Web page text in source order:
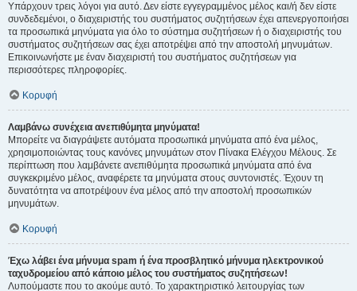
Υπάρχουν τρεις λόγοι για αυτό. Δεν είστε εγγεγραμμένος μέλος και/ή δεν είστε
συνδεδεμένοι, ο διαχειριστής του συστήματος συζητήσεων έχει απενεργοποιήσει
τα προσωπικά μηνύματα για όλο το σύστημα συζητήσεων ή ο διαχειριστής του
συστήματος συζητήσεων σας έχει αποτρέψει από την αποστολή μηνυμάτων.
Επικοινωνήστε με έναν διαχειριστή του συστήματος συζητήσεων για
περισσότερες πληροφορίες.
Κορυφή
Λαμβάνω συνέχεια ανεπιθύμητα μηνύματα!
Μπορείτε να διαγράψετε αυτόματα προσωπικά μηνύματα από ένα μέλος,
χρησιμοποιώντας τους κανόνες μηνυμάτων στον Πίνακα Ελέγχου Μέλους. Σε
περίπτωση που λαμβάνετε ανεπιθύμητα προσωπικά μηνύματα από ένα
συγκεκριμένο μέλος, αναφέρετε τα μηνύματα στους συντονιστές. Έχουν τη
δυνατότητα να αποτρέψουν ένα μέλος από την αποστολή προσωπικών
μηνυμάτων.
Κορυφή
Έχω λάβει ένα μήνυμα spam ή ένα προσβλητικό μήνυμα ηλεκτρονικού
ταχυδρομείου από κάποιο μέλος του συστήματος συζητήσεων!
Λυπούμαστε που το ακούμε αυτό. Το χαρακτηριστικό λειτουργίας των